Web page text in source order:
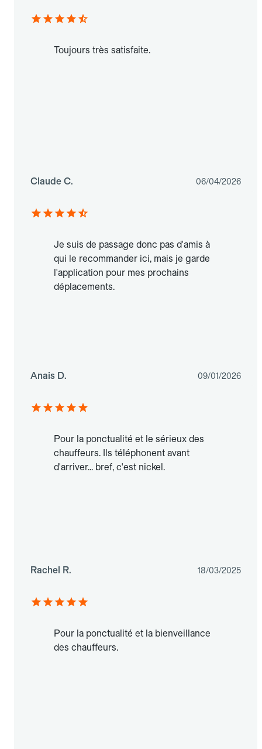
Toujours très satisfaite.
Claude C. 06/04/2026
Je suis de passage donc pas d'amis à
qui le recommander ici, mais je garde
l'application pour mes prochains
déplacements.
Anais D. 09/01/2026
Pour la ponctualité et le sérieux des
chauffeurs. Ils téléphonent avant
d'arriver... bref, c'est nickel.
Rachel R. 18/03/2025
Pour la ponctualité et la bienveillance
des chauffeurs.